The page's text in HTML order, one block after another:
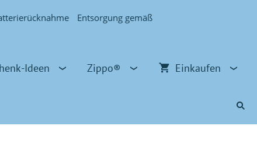
Entsorgung gemäß
Ideen Zippo® Einkaufen